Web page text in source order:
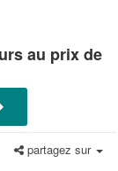
au prix de
partagez sur